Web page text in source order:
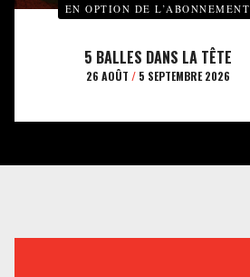
EN OPTION DE L’ABONNEMENT
5 BALLES DANS LA TÊTE
26 AOÛT /5 SEPTEMBRE 2026